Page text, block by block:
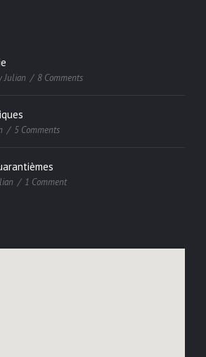
Julian 8 Comments
5 Comments
1 Comment